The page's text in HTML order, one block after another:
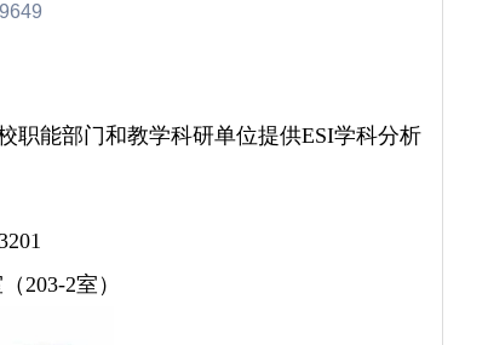
9649
职能部门和教学科研单位提供ESI学科分析
203-2室）